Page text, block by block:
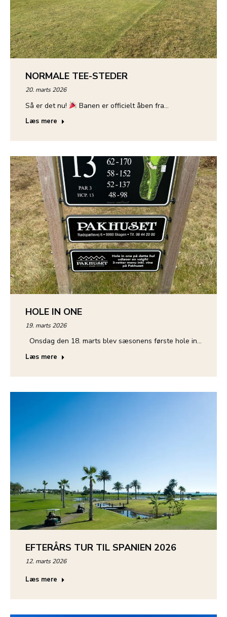
NORMALE TEE-STEDER
20. marts 2026
Så er det nu! Banen er officielt åben fra…
Læs mere
HOLE IN ONE
19. marts 2026
Onsdag den 18. marts blev sæsonens første hole in…
Læs mere
EFTERÅRS TUR TIL SPANIEN 2026
12. marts 2026
Læs mere